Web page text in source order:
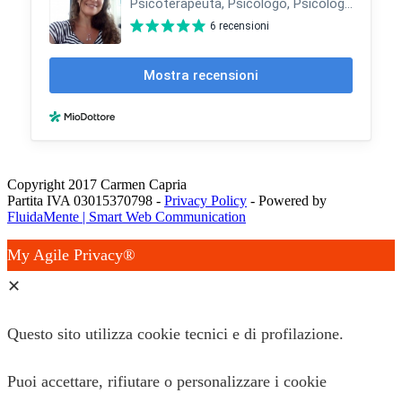
Copyright 2017 Carmen Capria
Partita IVA 03015370798 - Privacy Policy - Powered by
FluidaMente | Smart Web Communication
My Agile Privacy®
✕
Questo sito utilizza cookie tecnici e di profilazione.
Puoi accettare, rifiutare o personalizzare i cookie